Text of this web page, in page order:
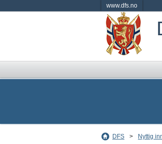
www.dfs.no
DFS > Nyttig